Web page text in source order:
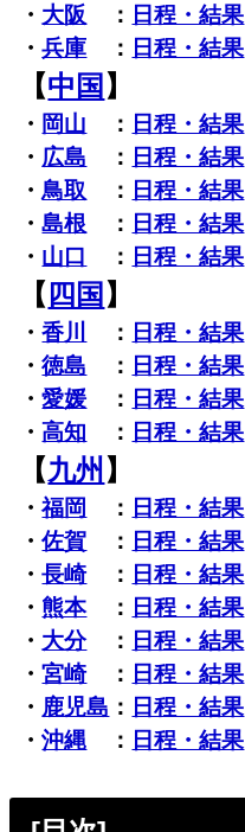
・ 大阪 ： 日程・結果
・兵庫 ： 日程・結果
【中国 】
・ 岡山 ： 日程・結果
・ 広島 ： 日程・結果
・ 鳥取 ： 日程・結果
・島根 ： 日程・結果
・ 山口 ： 日程・結果
【 四国 】
・香川 ： 日程・結果
・徳島 ： 日程・結果
・愛媛 ： 日程・結果
・高知 ： 日程・結果
【九州 】
・福岡 ： 日程・結果
・佐賀 ： 日程・結果
・長崎： 日程・結果
・ 熊本： 日程・結果
・ 大分： 日程・結果
・宮崎： 日程・結果
・ 鹿児島 ： 日程・結果
・沖縄 ： 日程・結果